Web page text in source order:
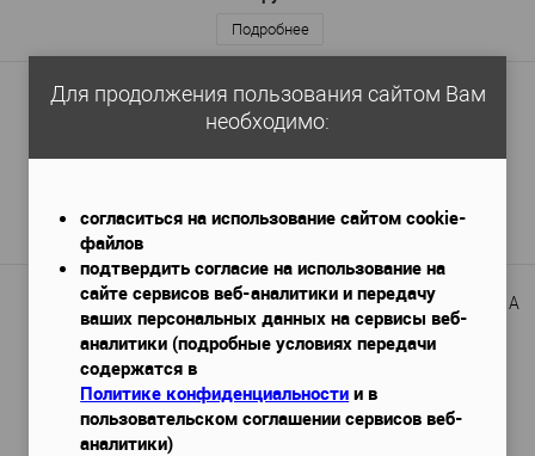
Подробнее
Стеновая панель Hi Wood LV125 MP5
Габариты (ДхШхВ)
Стеновая панель Hi Wood LV123 S381A
Габариты (ДхШхВ)—2700x12x120 мм
2 800 руб.
Для продолжения пользования сайтом Вам
необходимо:
согласиться на использование сайтом cookie-
файлов
подтвердить согласие на использование на
сайте сервисов веб-аналитики и передачу
ваших персональных данных на сервисы веб-
аналитики (подробные условиях передачи
содержатся в
Политике конфиденциальности и в
пользовательском соглашении сервисов веб-
аналитики)